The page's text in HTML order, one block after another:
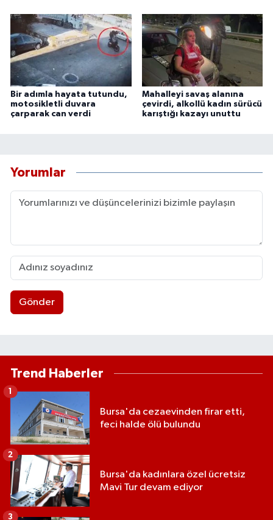
Bir adımla hayata tutundu,
motosikletli duvara
çarparak can verdi
Mahalleyi savaş alanına
çevirdi, alkollü kadın sürücü
karıştığı kazayı unuttu
Yorumlar
Gönder
Trend Haberler
Bursa'da cezaevinden firar etti,
feci halde ölü bulundu
1
Bursa'da kadınlara özel ücretsiz
Mavi Tur devam ediyor
2
3